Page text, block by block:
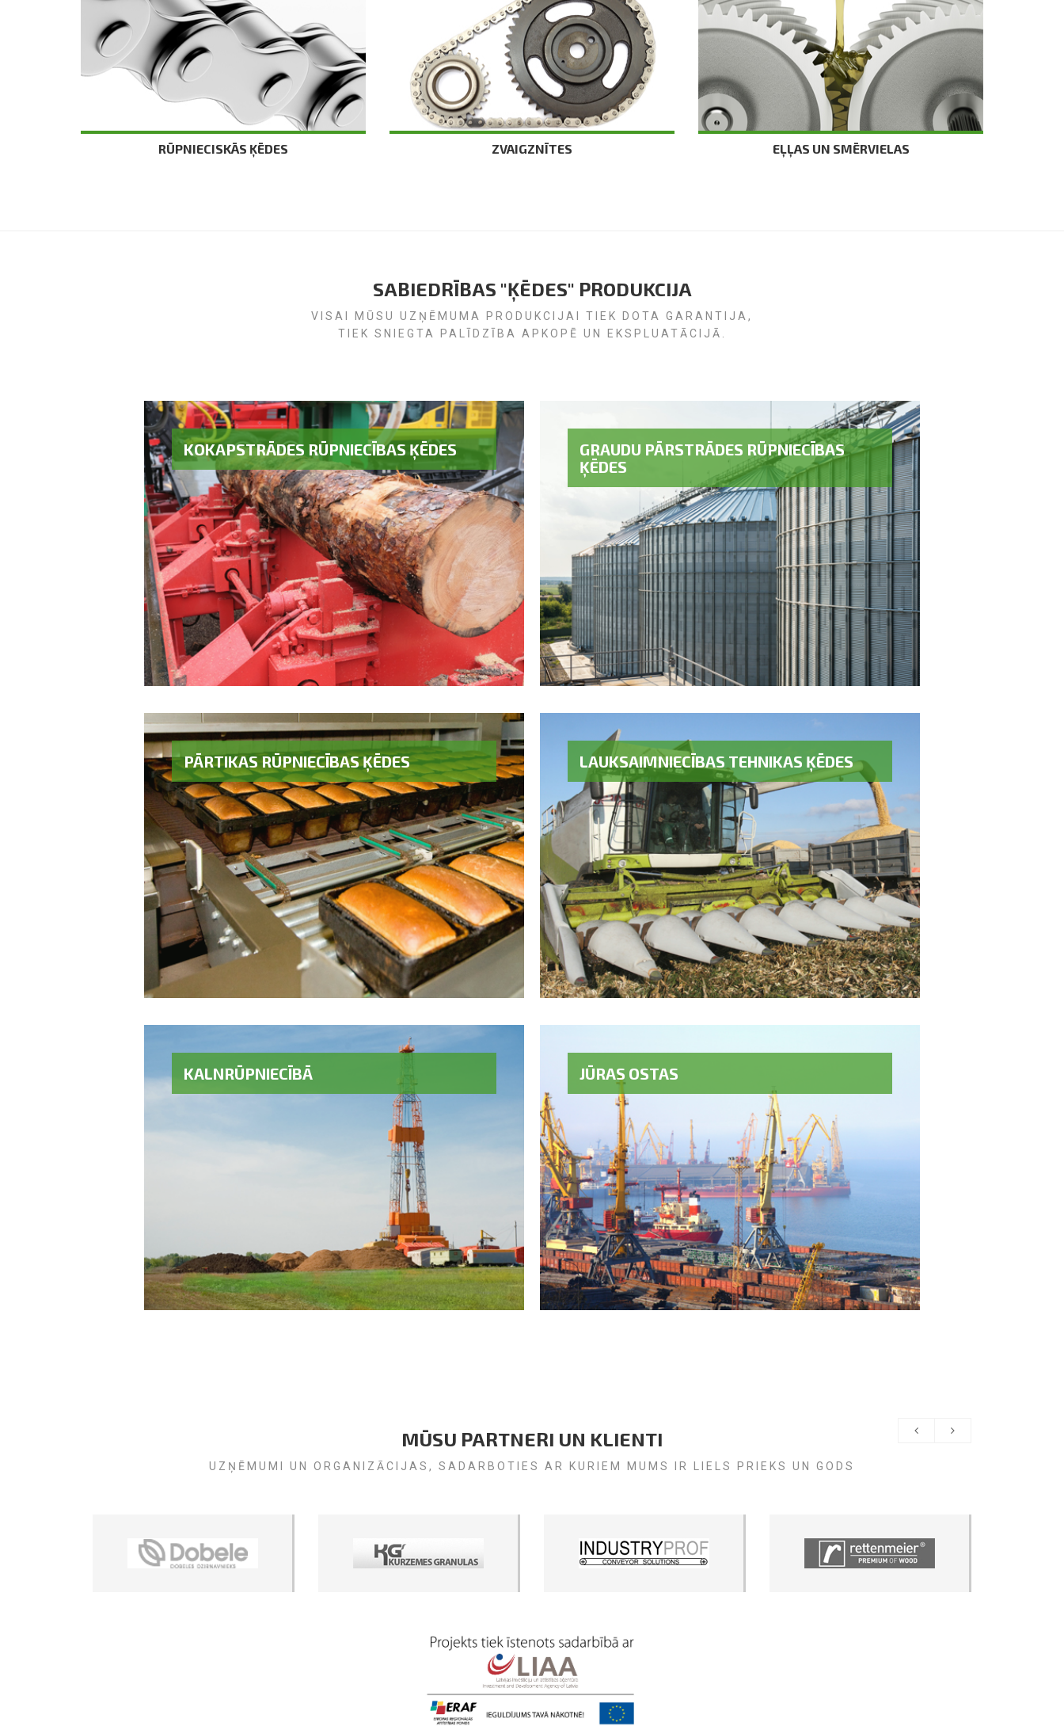
RŪPNIECISKĀS ĶĒDES ZVAIGZNĪTES EĻĻAS UN SMĒRVIELAS
SABIEDRĪBAS "ĶĒDES" PRODUKCIJA
VISAI MŪSU UZŅĒMUMA PRODUKCIJAI TIEK DOTA GARANTIJA,
TIEK SNIEGTA PALĪDZĪBA APKOPĒ UN EKSPLUATĀCIJĀ.
KOKAPSTRĀDES RŪPNIECĪBAS ĶĒDES
GRAUDU PĀRSTRĀDES RŪPNIECĪBAS
ĶĒDES
PĀRTIKAS RŪPNIECĪBAS ĶĒDES LAUKSAIMNIECĪBAS TEHNIKAS ĶĒDES
KALNRŪPNIECĪBĀ JŪRAS OSTAS
MŪSU PARTNERI UN KLIENTI
UZŅĒMUMI UN ORGANIZĀCIJAS, SADARBOTIES AR KURIEM MUMS IR LIELS PRIEKS UN GODS